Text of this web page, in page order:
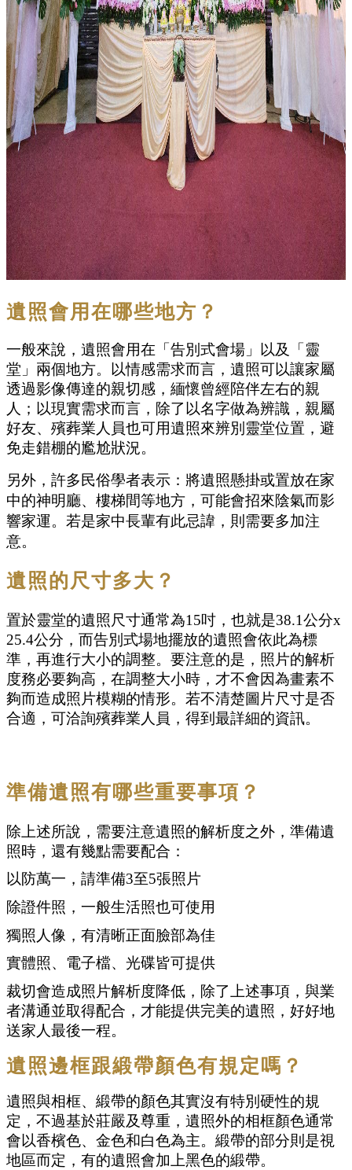
遺照會用在哪些地方？
一般來說，遺照會用在「告別式會場」以及「靈
堂」兩個地方。以情感需求而言，遺照可以讓家屬
透過影像傳達的親切感，緬懷曾經陪伴左右的親
人；以現實需求而言，除了以名字做為辨識，親屬
好友、殯葬業人員也可用遺照來辨別靈堂位置，避
免走錯棚的尷尬狀況。
另外，許多民俗學者表示：將遺照懸掛或置放在家
中的神明廳、樓梯間等地方，可能會招來陰氣而影
響家運。若是家中長輩有此忌諱，則需要多加注
意。
遺照的尺寸多大？
置於靈堂的遺照尺寸通常為15吋，也就是38.1公分x
25.4公分，而告別式場地擺放的遺照會依此為標
準，再進行大小的調整。要注意的是，照片的解析
度務必要夠高，在調整大小時，才不會因為畫素不
夠而造成照片模糊的情形。若不清楚圖片尺寸是否
合適，可洽詢殯葬業人員，得到最詳細的資訊。
準備遺照有哪些重要事項？
除上述所說，需要注意遺照的解析度之外，準備遺
照時，還有幾點需要配合：
以防萬一，請準備3至5張照片
除證件照，一般生活照也可使用
獨照人像，有清晰正面臉部為佳
實體照、電子檔、光碟皆可提供
裁切會造成照片解析度降低，除了上述事項，與業
者溝通並取得配合，才能提供完美的遺照，好好地
送家人最後一程。
遺照邊框跟緞帶顏色有規定嗎？
遺照與相框、緞帶的顏色其實沒有特別硬性的規
定，不過基於莊嚴及尊重，遺照外的相框顏色通常
會以香檳色、金色和白色為主。緞帶的部分則是視
地區而定，有的遺照會加上黑色的緞帶。